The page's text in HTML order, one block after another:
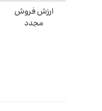
ارزش فروش
مجدد